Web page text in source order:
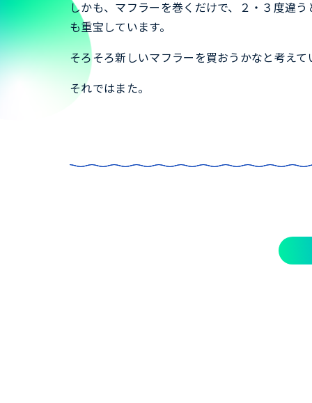
しかも、マフラーを巻くだけで、２・３度違
も重宝しています。
そろそろ新しいマフラーを買おうかなと考え
それではまた。